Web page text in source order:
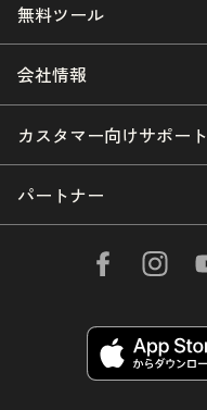
無料ツール
会社情報
カスタマー向けサポート
パートナー